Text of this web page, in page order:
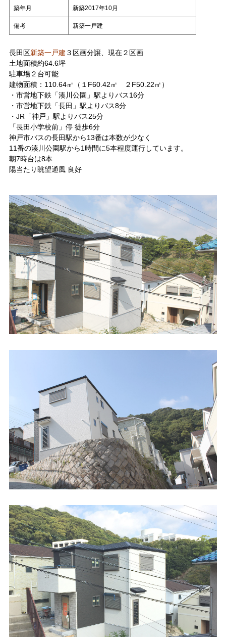
築年月 新築2017年10月
備考 新築一戸建
長田区新築一戸建 ３区画分譲、現在２区画
土地面積約64.6坪
駐車場２台可能
建物面積：110.64㎡（１F60.42㎡ ２F50.22㎡）
・市営地下鉄「湊川公園」駅よりバス16分
・市営地下鉄「長田」駅よりバス8分
・JR「神戸」駅よりバス25分
「長田小学校前」停 徒歩6分
神戸市バスの長田駅から13番は本数が少なく
11番の湊川公園駅から1時間に5本程度運行しています。
朝7時台は8本
陽当たり眺望通風 良好